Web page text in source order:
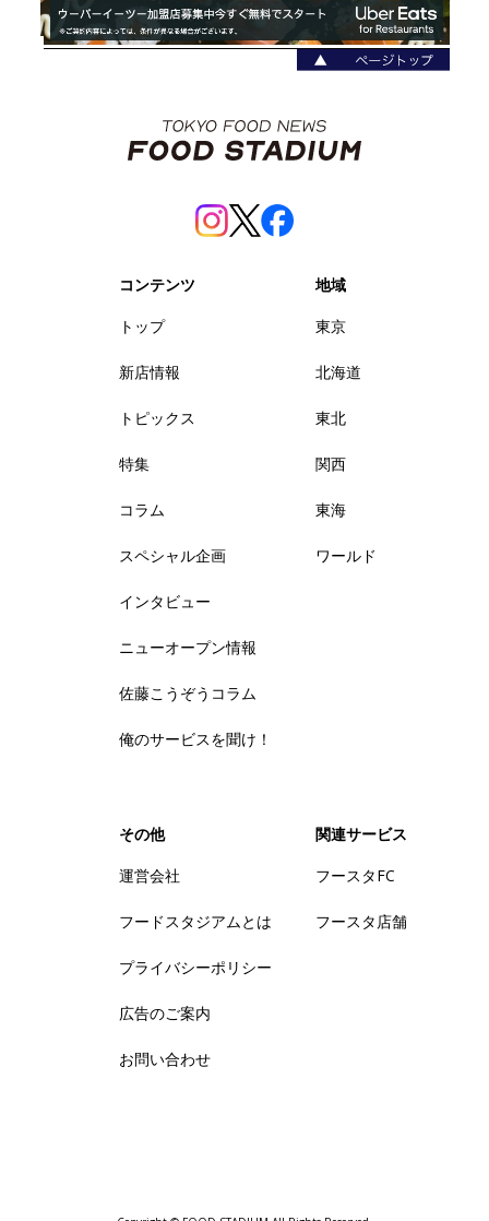
コンテンツ
トップ
新店情報
トピックス
特集
コラム
スペシャル企画
インタビュー
ニューオープン情報
佐藤こうぞうコラム
俺のサービスを聞け！
地域
東京
北海道
東北
関西
東海
ワールド
その他
運営会社
フードスタジアムとは
プライバシーポリシー
広告のご案内
お問い合わせ
関連サービス
フースタFC
フースタ店舗